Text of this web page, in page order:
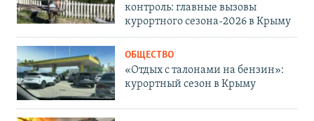
контроль: главные вызовы
курортного сезона-2026 в Крыму
ОБЩЕСТВО
«Отдых с талонами на бензин»:
курортный сезон в Крыму